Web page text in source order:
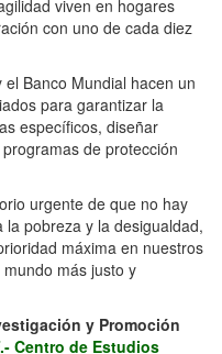
viven en hogares
con uno de cada diez
Banco Mundial hacen un
para garantizar la
específicos, diseñar
de protección
urgente de que no hay
pobreza y la desigualdad,
máxima en nuestros
más justo y
y Promoción
Centro de Estudios